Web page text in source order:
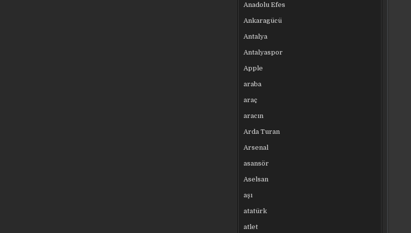
Anadolu Efes
Ankaragücü
Antalya
Antalyaspor
Apple
araba
araç
aracın
Arda Turan
Arsenal
asansör
Aselsan
aşı
atatürk
atlet